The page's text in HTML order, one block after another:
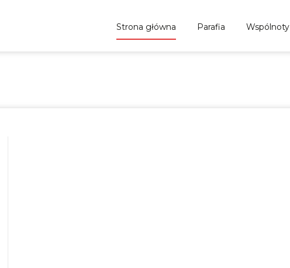
Skip to content
Strona główna Parafia Wspólnoty